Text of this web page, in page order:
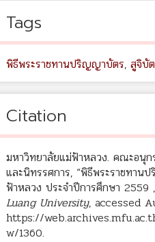
Tags
พิธีพระราชทานปริญญาบัตร, สูจิบั
Citation
มหาวิทยาลัยแม่ฟ้าหลวง. คณะอนุก
และนิทรรศการ, “พิธีพระราชทา
ฟ้าหลวง ประจำปีการศึกษา 2559
Luang University, accessed
https://
w/1360.